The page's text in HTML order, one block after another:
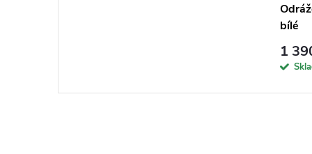
bílé
1